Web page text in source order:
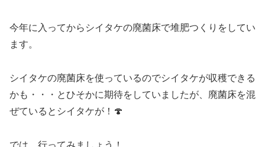
今年に入ってからシイタケの廃菌床で堆肥つくりをしてい
ます。
シイタケの廃菌床を使っているのでシイタケが収穫できる
かも・・・とひそかに期待をしていましたが、廃菌床を混
ぜているとシイタケが！🍄
では、行ってみましょう！